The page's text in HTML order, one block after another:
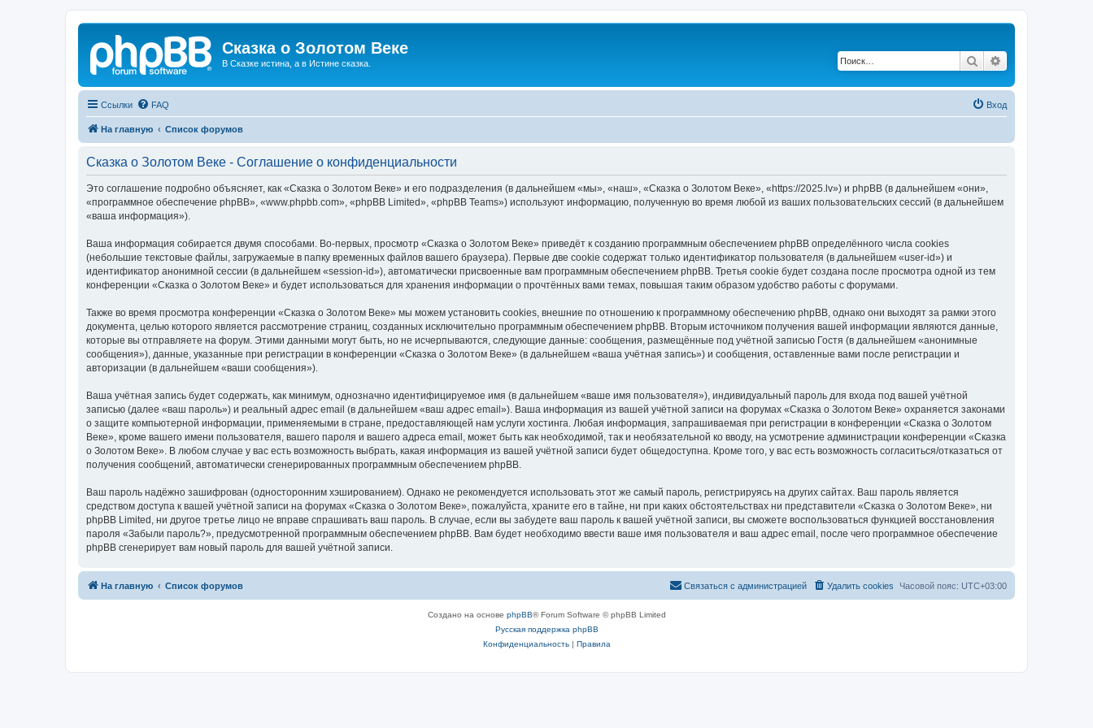
Сказка о Золотом Веке
В Сказке истина, а в Истине сказка. Поиск
Ссылки FAQ Вход
На главную Список форумов
Сказка о Золотом Веке - Соглашение о конфиденциальности
Это соглашение подробно объясняет, как «Сказка о Золотом Веке» и его подразделения (в дальнейшем «мы», «наш», «Сказка о Золотом Веке», «https://2025.lv») и phpBB (в дальнейшем «они»,
«программное обеспечение phpBB», «www.phpbb.com», «phpBB Limited», «phpBB Teams») используют информацию, полученную во время любой из ваших пользовательских сессий (в дальнейшем
«ваша информация»).
Ваша информация собирается двумя способами. Во-первых, просмотр «Сказка о Золотом Веке» приведёт к созданию программным обеспечением phpBB определённого числа cookies
(небольшие текстовые файлы, загружаемые в папку временных файлов вашего браузера). Первые две cookie содержат только идентификатор пользователя (в дальнейшем «user-id») и
идентификатор анонимной сессии (в дальнейшем «session-id»), автоматически присвоенные вам программным обеспечением phpBB. Третья cookie будет создана после просмотра одной из тем
конференции «Сказка о Золотом Веке» и будет использоваться для хранения информации о прочтённых вами темах, повышая таким образом удобство работы с форумами.
Также во время просмотра конференции «Сказка о Золотом Веке» мы можем установить cookies, внешние по отношению к программному обеспечению phpBB, однако они выходят за рамки этого
документа, целью которого является рассмотрение страниц, созданных исключительно программным обеспечением phpBB. Вторым источником получения вашей информации являются данные,
которые вы отправляете на форум. Этими данными могут быть, но не исчерпываются, следующие данные: сообщения, размещённые под учётной записью Гостя (в дальнейшем «анонимные
сообщения»), данные, указанные при регистрации в конференции «Сказка о Золотом Веке» (в дальнейшем «ваша учётная запись») и сообщения, оставленные вами после регистрации и
авторизации (в дальнейшем «ваши сообщения»).
Ваша учётная запись будет содержать, как минимум, однозначно идентифицируемое имя (в дальнейшем «ваше имя пользователя»), индивидуальный пароль для входа под вашей учётной
записью (далее «ваш пароль») и реальный адрес email (в дальнейшем «ваш адрес email»). Ваша информация из вашей учётной записи на форумах «Сказка о Золотом Веке» охраняется законами
о защите компьютерной информации, применяемыми в стране, предоставляющей нам услуги хостинга. Любая информация, запрашиваемая при регистрации в конференции «Сказка о Золотом
Веке», кроме вашего имени пользователя, вашего пароля и вашего адреса email, может быть как необходимой, так и необязательной ко вводу, на усмотрение администрации конференции «Сказка
о Золотом Веке». В любом случае у вас есть возможность выбрать, какая информация из вашей учётной записи будет общедоступна. Кроме того, у вас есть возможность согласиться/отказаться от
получения сообщений, автоматически сгенерированных программным обеспечением phpBB.
Ваш пароль надёжно зашифрован (односторонним хэшированием). Однако не рекомендуется использовать этот же самый пароль, регистрируясь на других сайтах. Ваш пароль является
средством доступа к вашей учётной записи на форумах «Сказка о Золотом Веке», пожалуйста, храните его в тайне, ни при каких обстоятельствах ни представители «Сказка о Золотом Веке», ни
phpBB Limited, ни другое третье лицо не вправе спрашивать ваш пароль. В случае, если вы забудете ваш пароль к вашей учётной записи, вы сможете воспользоваться функцией восстановления
пароля «Забыли пароль?», предусмотренной программным обеспечением phpBB. Вам будет необходимо ввести ваше имя пользователя и ваш адрес email, после чего программное обеспечение
phpBB сгенерирует вам новый пароль для вашей учётной записи.
На главную Список форумов Часовой пояс: UTC+03:00
Удалить cookies
Связаться с администрацией
Создано на основе phpBB® Forum Software © phpBB Limited
Русская поддержка phpBB
Конфиденциальность| Правила